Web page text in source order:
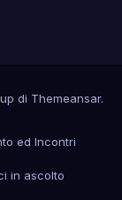
di Themeansar.
ed Incontri
in ascolto